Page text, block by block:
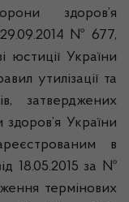
здоров’я
№ 677,
юстиції України
утилізації та
затверджених
України
в
18.05.2015 за №
термінових